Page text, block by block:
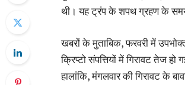
थी। यह ट्रंप के शपथ ग्रहण के
खबरों के मुताबिक, फरवरी में
क्रिप्टो संपत्तियों में गिरावट तेज
हालांकि, मंगलवार की गिरावट के